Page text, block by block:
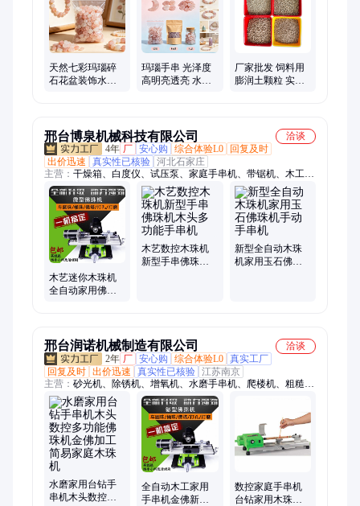
贝壳粉、远红外粉、煤粉、花生饼、木粉、钛白粉
天然七彩玛瑙碎
石花盆装饰水族
玛瑙手串 光泽度
高明亮透亮 水族
厂家批发 饲料用
膨润土颗粒 实验
邢台博泉机械科技有限公司
洽谈
4年 厂 安心购 综合体验L0
回复及时
出价迅速
真实性已核验 河北石家庄
主营： 干燥箱、白度仪、试压泵、家庭手串机、带锯机、木工机
床、压刨机、投料机、爬楼机、数控定位架、灌装机、钉角机、
扬尘监测仪、铆钉机、内窥镜、剥线机、除锈机、测亩仪、插桶
泵、加油机、二氧化碳测定仪、尘埃粒子计数器、脱油机、中药
粉碎机、增氧机
木艺迷你木珠机
全自动家用佛珠
木艺数控木珠机
新型手串佛珠机
新型全自动木珠
机家用玉石佛珠
邢台润诺机械制造有限公司
洽谈
2年 厂 安心购 综合体验L0 真实工厂
回复及时 出价迅速 真实性已核验 江苏南京
主营： 砂光机、除锈机、增氧机、水磨手串机、爬楼机、粗糙度
仪、加油机、带锯机、压刨机、拉花锯、防窃听检测仪、测亩
仪、选果机、漏水检测仪、水份检测仪、铆钉机、管道疏通你、
电动脚手架
水磨家用台钻手
串机木头数控多
全自动木工家用
手串机金佛新型
数控家庭手串机
台钻家用木珠机